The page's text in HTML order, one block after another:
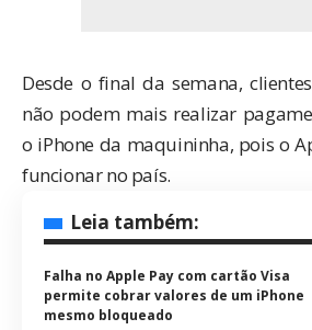
Desde o final da semana,
não podem mais realizar
o iPhone da maquininha, pois o
funcionar no país.
Leia também:
Falha no Apple Pay com cartão Visa
permite cobrar valores de um iPhone
mesmo bloqueado